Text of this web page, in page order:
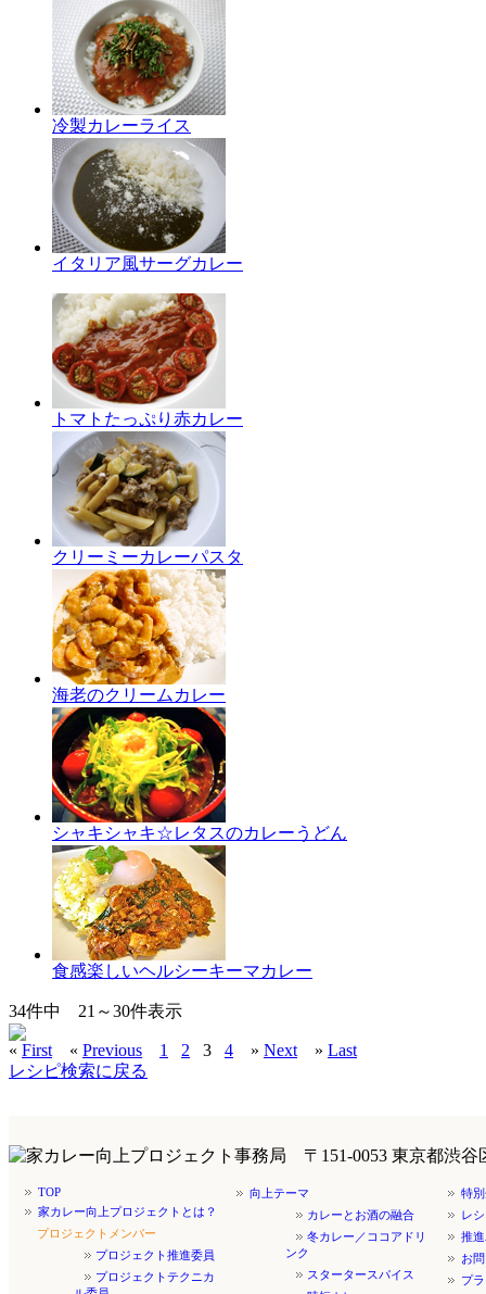
冷製カレーライス
イタリア風サーグカレー
トマトたっぷり赤カレー
クリーミーカレーパスタ
海老のクリームカレー
シャキシャキ☆レタスのカレーうどん
食感楽しいヘルシーキーマカレー
34件中 21～30件表示
« First « Previous 1 2 3 4 » Next » Last
レシピ検索に戻る
TOP
家カレー向上プロジェクトとは？
プロジェクトメンバー
プロジェクト推進委員
プロジェクトテクニカ
向上テーマ
カレーとお酒の融合
冬カレー／ココアドリ
ンク
スタータースパイス
特
レ
推
お
プ